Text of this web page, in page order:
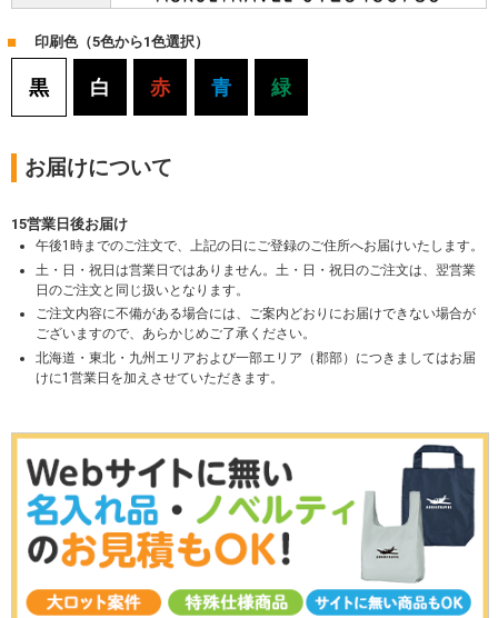
印刷色（5色から1色選択）
黒 白 赤 青 緑
お届けについて
15営業日後お届け
午後1時までのご注文で、上記の日にご登録のご住所へお届けいたします。
土・日・祝日は営業日ではありません。土・日・祝日のご注文は、翌営業
日のご注文と同じ扱いとなります。
ご注文内容に不備がある場合には、ご案内どおりにお届けできない場合が
ございますので、あらかじめご了承ください。
北海道・東北・九州エリアおよび一部エリア（郡部）につきましてはお届
けに1営業日を加えさせていただきます。